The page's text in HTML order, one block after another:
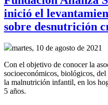
inició el
sobre desnutrición
martes, 10 de agosto de 2021
Con el objetivo de conocer la
socioeconómicos, biológicos,
la malnutrición infantil, en los
5 años.